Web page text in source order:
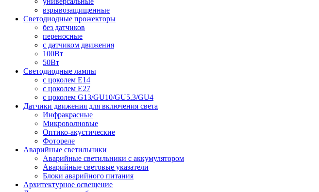
взрывозащищенные
Светодиодные прожекторы
без датчиков
переносные
с датчиком движения
100Вт
50Вт
Светодиодные лампы
с цоколем E14
с цоколем E27
с цоколем G13/GU10/GU5.3/GU4
Датчики движения для включения света
Инфракрасные
Микроволновые
Оптико-акустические
Фотореле
Аварийные светильники
Аварийные светильники с аккумулятором
Аварийные световые указатели
Блоки аварийного питания
Архитектурное освещение